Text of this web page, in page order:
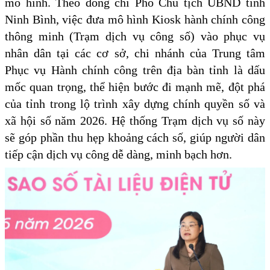
Ninh Bình, việc đưa mô hình Kiosk hành chính công
thông minh (Trạm dịch vụ công số) vào phục vụ
nhân dân tại các cơ sở, chi nhánh của Trung tâm
Phục vụ Hành chính công trên địa bàn tỉnh là dấu
mốc quan trọng, thể hiện bước đi mạnh mẽ, đột phá
của tỉnh trong lộ trình xây dựng chính quyền số và
xã hội số năm 2026. Hệ thống Trạm dịch vụ số này
sẽ góp phần thu hẹp khoảng cách số, giúp người dân
tiếp cận dịch vụ công dễ dàng, minh bạch hơn.